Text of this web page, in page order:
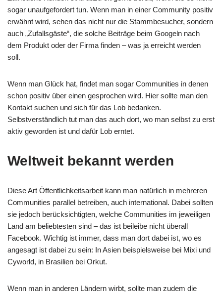
sogar unaufgefordert tun. Wenn man in einer Community positiv
erwähnt wird, sehen das nicht nur die Stammbesucher, sondern
auch „Zufallsgäste“, die solche Beiträge beim Googeln nach
dem Produkt oder der Firma finden – was ja erreicht werden
soll.
Wenn man Glück hat, findet man sogar Communities in denen
schon positiv über einen gesprochen wird. Hier sollte man den
Kontakt suchen und sich für das Lob bedanken.
Selbstverständlich tut man das auch dort, wo man selbst zu erst
aktiv geworden ist und dafür Lob erntet.
Weltweit bekannt werden
Diese Art Öffentlichkeitsarbeit kann man natürlich in mehreren
Communities parallel betreiben, auch international. Dabei sollten
sie jedoch berücksichtigten, welche Communities im jeweiligen
Land am beliebtesten sind – das ist beileibe nicht überall
Facebook. Wichtig ist immer, dass man dort dabei ist, wo es
angesagt ist dabei zu sein: In Asien beispielsweise bei Mixi und
Cyworld, in Brasilien bei Orkut.
Wenn man in anderen Ländern wirbt, sollte man zudem die